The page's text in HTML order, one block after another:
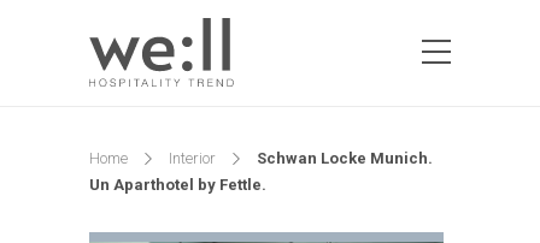
Home Interior
Schwan Locke Munich.
Un Aparthotel by Fettle.